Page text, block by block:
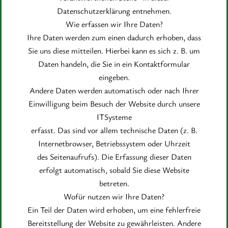
Datenschutzerklärung entnehmen.
Wie erfassen wir Ihre Daten?
Ihre Daten werden zum einen dadurch erhoben, dass
Sie uns diese mitteilen. Hierbei kann es sich z. B. um
Daten handeln, die Sie in ein Kontaktformular
eingeben.
Andere Daten werden automatisch oder nach Ihrer
Einwilligung beim Besuch der Website durch unsere
ITSysteme
erfasst. Das sind vor allem technische Daten (z. B.
Internetbrowser, Betriebssystem oder Uhrzeit
des Seitenaufrufs). Die Erfassung dieser Daten
erfolgt automatisch, sobald Sie diese Website
betreten.
Wofür nutzen wir Ihre Daten?
Ein Teil der Daten wird erhoben, um eine fehlerfreie
Bereitstellung der Website zu gewährleisten. Andere